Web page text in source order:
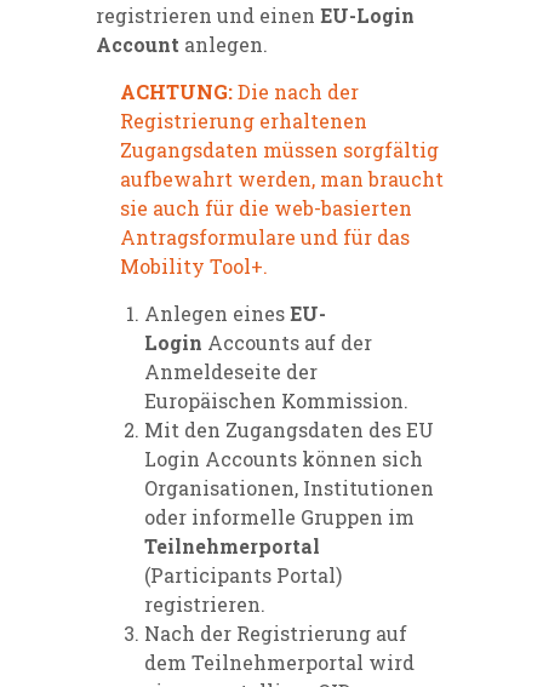
registrieren und einen EU-Login
Account anlegen.
ACHTUNG:Die nach der
Registrierung erhaltenen
Zugangsdaten müssen sorgfältig
aufbewahrt werden, man braucht
sie auch für die web-basierten
Antragsformulare und für das
Mobility Tool+.
Anlegen einesEU-
Login Accounts auf der
Anmeldeseite der
Europäischen Kommission.
Mit den Zugangsdaten des EU
Login Accounts können sich
Organisationen, Institutionen
oder informelle Gruppen im
Teilnehmerportal
(Participants Portal)
registrieren.
Nach der Registrierung auf
dem Teilnehmerportal wird